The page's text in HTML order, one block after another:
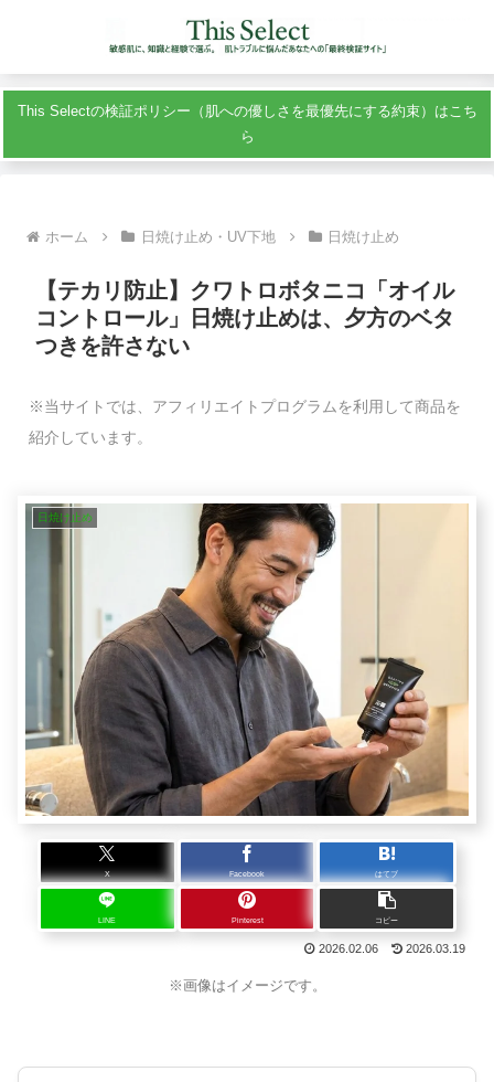
This Selectの検証ポリシー（肌への優しさを最優先にする約束）はこち
ら
ホーム 日焼け止め・UV下地 日焼け止め
【テカリ防止】クワトロボタニコ「オイル
コントロール」日焼け止めは、夕方のベタ
つきを許さない
※当サイトでは、アフィリエイトプログラムを利用して商品を
紹介しています。
日焼け止め
X Facebook はてブ
LINE Pinterest コピー
2026.02.06 2026.03.19
※画像はイメージです。